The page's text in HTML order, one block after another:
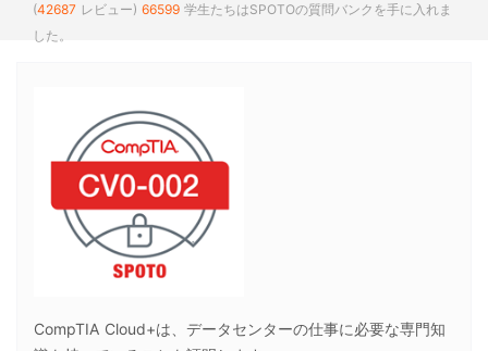
(42687 レビュー) 66599 学生たちはSPOTOの質問バンクを手に入れま
した。
CompTIA Cloud+は、データセンターの仕事に必要な専門知